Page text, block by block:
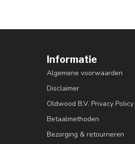
Informatie
Algemene voorwaarden
Disclaimer
Oldwood B.V. Privacy Policy
Betaalmethoden
Bezorging & retourneren